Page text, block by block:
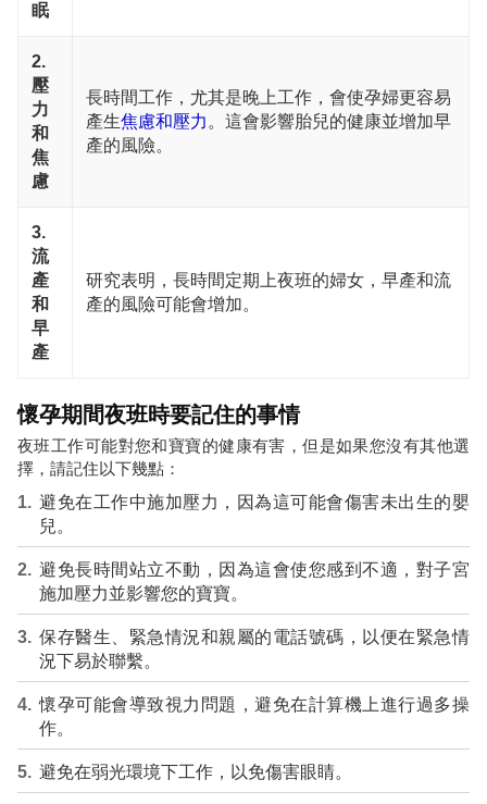
眠
2.
壓
力
和
焦
慮
長時間工作，尤其是晚上工作，會使孕婦更容易
產生焦慮和壓力 。這會影響胎兒的健康並增加早
產的風險。
3.
流
產
和
早
產
研究表明，長時間定期上夜班的婦女，早產和流
產的風險可能會增加。
懷孕期間夜班時要記住的事情
夜班工作可能對您和寶寶的健康有害，但是如果您沒有其他選
擇，請記住以下幾點：
避免在工作中施加壓力，因為這可能會傷害未出生的嬰
兒。
避免長時間站立不動，因為這會使您感到不適，對子宮
施加壓力並影響您的寶寶。
保存醫生、緊急情況和親屬的電話號碼，以便在緊急情
況下易於聯繫。
懷孕可能會導致視力問題，避免在計算機上進行過多操
作。
避免在弱光環境下工作，以免傷害眼睛。